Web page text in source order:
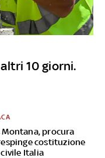
10 giorni.
Montana, procura
costituzione
Italia